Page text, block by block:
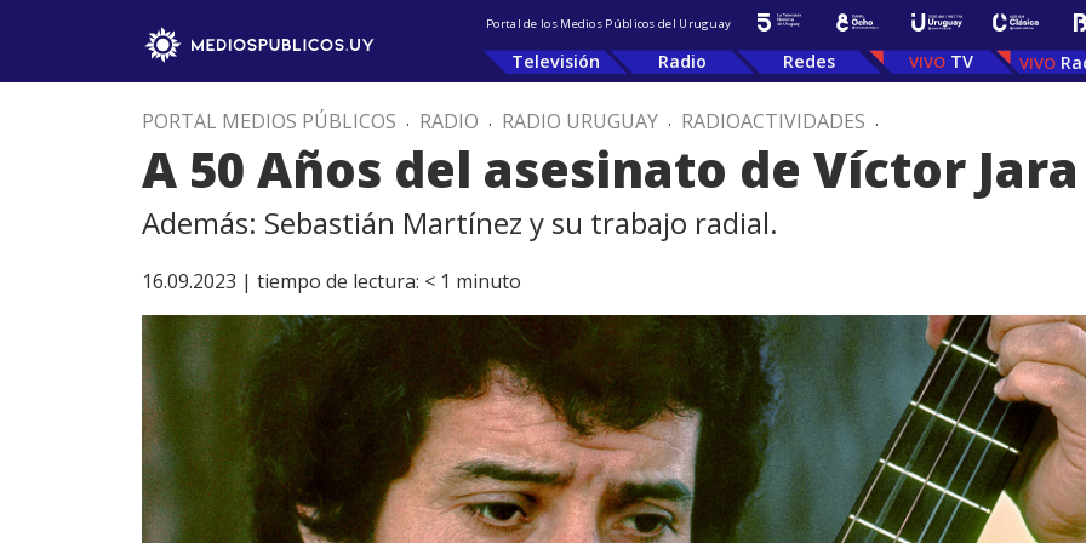
Portal de los Medios Públicos del Uruguay
Televisión Radio Redes TV
PORTAL MEDIOS PÚBLICOS . RADIO . RADIO URUGUAY . RADIOACTIVIDADES .
A 50 Años del asesinato de Víctor Jara
Además: Sebastián Martínez y su trabajo radial.
16.09.2023 | tiempo de lectura: < 1 minuto